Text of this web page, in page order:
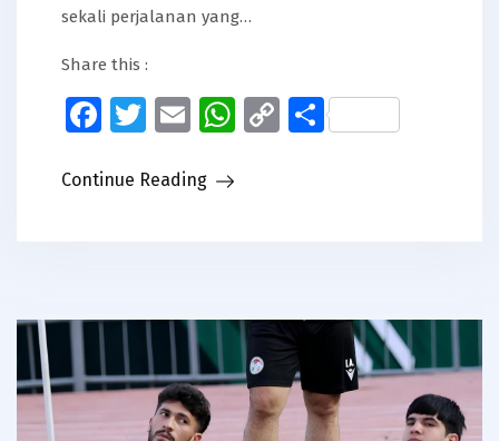
sekali perjalanan yang…
Share this :
Facebook
Twitter
EmailWhatsApp
CopyShare
Continue Reading